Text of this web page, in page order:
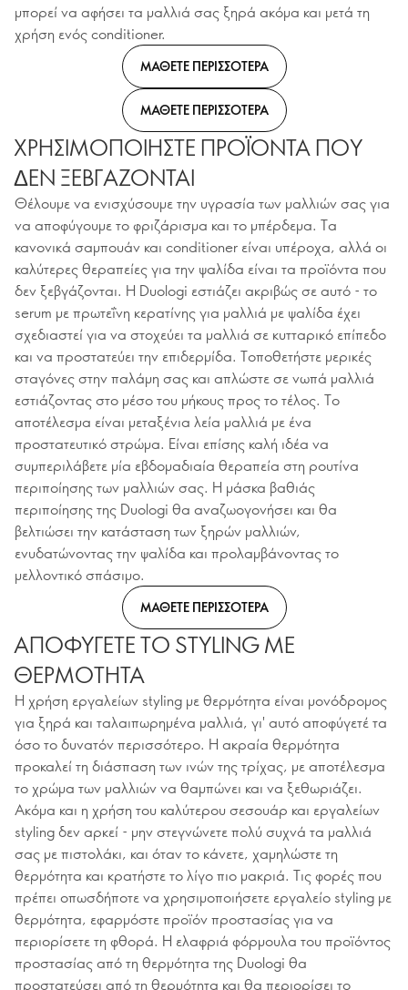
μπορεί να αφήσει τα μαλλιά σας ξηρά ακόμα και μετά τη
χρήση ενός conditioner.
ΜΑΘΕΤΕ ΠΕΡΙΣΣΟΤΕΡΑ
ΜΑΘΕΤΕ ΠΕΡΙΣΣΟΤΕΡΑ
ΧΡΗΣΙΜΟΠΟΙΗΣΤΕ ΠΡΟΪΟΝΤΑ ΠΟΥ
ΔΕΝ ΞΕΒΓΑΖΟΝΤΑΙ
Θέλουμε να ενισχύσουμε την υγρασία των μαλλιών σας για
να αποφύγουμε το φριζάρισμα και το μπέρδεμα. Τα
κανονικά σαμπουάν και conditioner είναι υπέροχα, αλλά οι
καλύτερες θεραπείες για την ψαλίδα είναι τα προϊόντα που
δεν ξεβγάζονται. Η Duologi εστιάζει ακριβώς σε αυτό - το
serum με πρωτεΐνη κερατίνης για μαλλιά με ψαλίδα έχει
σχεδιαστεί για να στοχεύει τα μαλλιά σε κυτταρικό επίπεδο
και να προστατεύει την επιδερμίδα. Τοποθετήστε μερικές
σταγόνες στην παλάμη σας και απλώστε σε νωπά μαλλιά
εστιάζοντας στο μέσο του μήκους προς το τέλος. Το
αποτέλεσμα είναι μεταξένια λεία μαλλιά με ένα
προστατευτικό στρώμα. Είναι επίσης καλή ιδέα να
συμπεριλάβετε μία εβδομαδιαία θεραπεία στη ρουτίνα
περιποίησης των μαλλιών σας. Η μάσκα βαθιάς
περιποίησης της Duologi θα αναζωογονήσει και θα
βελτιώσει την κατάσταση των ξηρών μαλλιών,
ενυδατώνοντας την ψαλίδα και προλαμβάνοντας το
μελλοντικό σπάσιμο.
ΜΑΘΕΤΕ ΠΕΡΙΣΣΟΤΕΡΑ
ΑΠΟΦΥΓΕΤΕ ΤΟ STYLING ΜΕ
ΘΕΡΜΟΤΗΤΑ
Η χρήση εργαλείων styling με θερμότητα είναι μονόδρομος
για ξηρά και ταλαιπωρημένα μαλλιά, γι' αυτό αποφύγετέ τα
όσο το δυνατόν περισσότερο. Η ακραία θερμότητα
προκαλεί τη διάσπαση των ινών της τρίχας, με αποτέλεσμα
το χρώμα των μαλλιών να θαμπώνει και να ξεθωριάζει.
Ακόμα και η χρήση του καλύτερου σεσουάρ και εργαλείων
styling δεν αρκεί - μην στεγνώνετε πολύ συχνά τα μαλλιά
σας με πιστολάκι, και όταν το κάνετε, χαμηλώστε τη
θερμότητα και κρατήστε το λίγο πιο μακριά. Τις φορές που
πρέπει οπωσδήποτε να χρησιμοποιήσετε εργαλείο styling με
θερμότητα, εφαρμόστε προϊόν προστασίας για να
περιορίσετε τη φθορά. Η ελαφριά φόρμουλα του προϊόντος
προστασίας από τη θερμότητα της Duologi θα
προστατεύσει από τη θερμότητα και θα περιορίσει το